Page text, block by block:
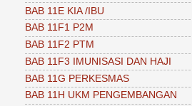
BAB 11E KIA /IBU
BAB 11F1 P2M
BAB 11F2 PTM
BAB 11F3 IMUNISASI DAN HAJI
BAB 11G PERKESMAS
BAB 11H UKM PENGEMBANGAN